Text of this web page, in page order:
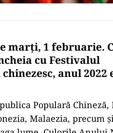
marți, 1 februarie.
cu Festivalul
anul 2022
Populară Chineză,
Malaezia, precum